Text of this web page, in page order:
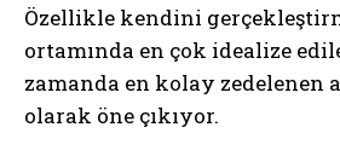
Özellikle kendini
ortamında en çok idealize
zamanda en kolay zedelenen
olarak öne çıkıyor.